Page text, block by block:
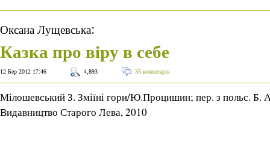
Оксана Лущевська:
Казка про віру в себе
12 Бер 2012 17:46 4,893 35 коментарів
Мілошевський З. Зміїні гори/Ю.Процишин; пер. з польс. Б.
Видавництво Старого Лева, 2010